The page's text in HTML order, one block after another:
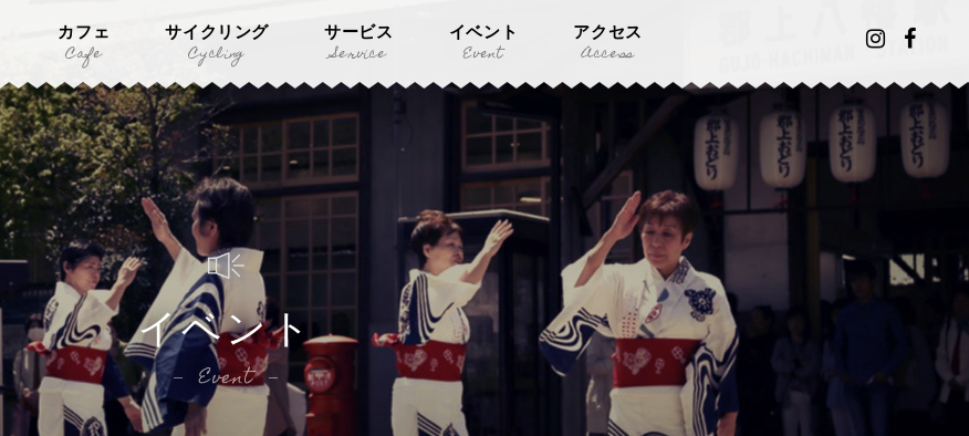
カフェ
Cafe
サイクリング
Cycling
サービス
Service
イベント
Event
アクセス
Access
イベント
Event